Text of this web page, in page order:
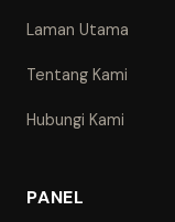
Laman Utama
Tentang Kami
Hubungi Kami
PANEL